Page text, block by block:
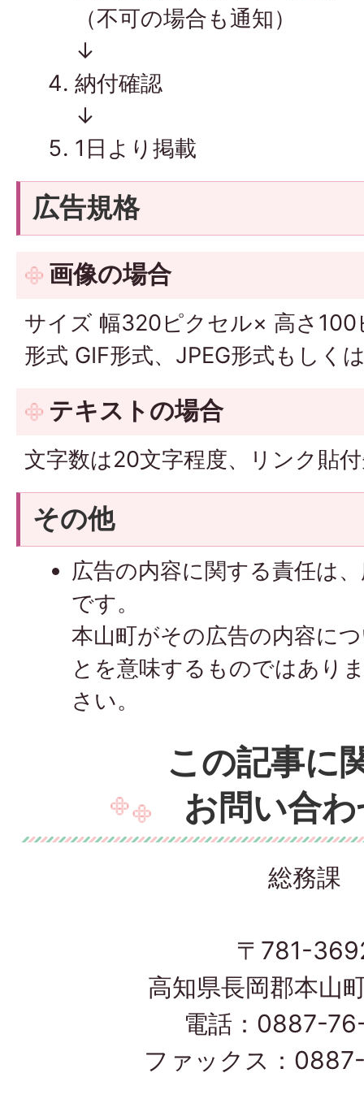
（不可の場合も通知）
↓
納付確認
↓
1日より掲載
広告規格
画像の場合
サイズ 幅320ピクセル× 高さ100
形式 GIF形式、JPEG形式もしく
テキストの場合
文字数は20文字程度、リンク貼
その他
広告の内容に関する責任は
です。
本山町がその広告の内容に
とを意味するものではあり
さい。
この記事に
お問い合
総務課
〒781-
高知県長岡郡本山
電話：0887-
ファックス：